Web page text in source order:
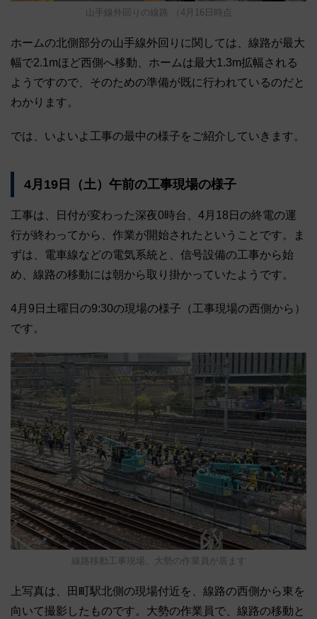
山手線外回りの線路 （4月16日時点
ホームの北側部分の山手線外回りに関しては、線路が最大
幅で2.1mほど西側へ移動、ホームは最大1.3m拡幅される
ようですので、そのための準備が既に行われているのだと
わかります。
では、いよいよ工事の最中の様子をご紹介していきます。
4月19日（土）午前の工事現場の様子
工事は、日付が変わった深夜0時台、4月18日の終電の運
行が終わってから、作業が開始されたということです。ま
ずは、電車線などの電気系統と、信号設備の工事から始
め、線路の移動には朝から取り掛かっていたようです。
4月9日土曜日の9:30の現場の様子（工事現場の西側から）
です。
線路移動工事現場、大勢の作業員が居ます
上写真は、田町駅北側の現場付近を、線路の西側から東を
向いて撮影したものです。大勢の作業員で、線路の移動と